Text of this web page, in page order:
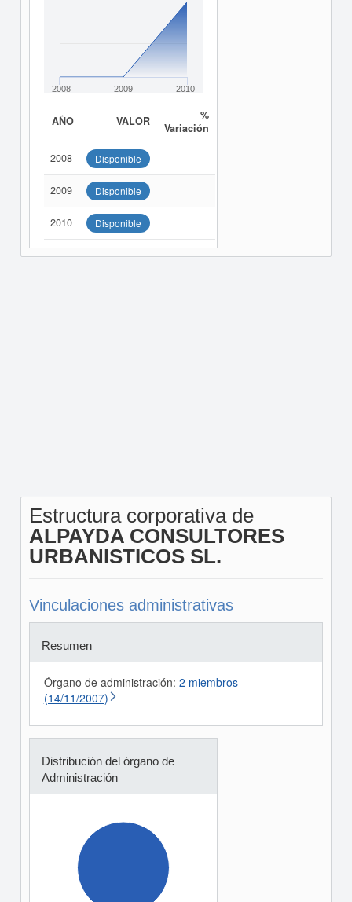
2008 2009 2010
AÑO VALOR
%
Variación
2008 Disponible
2009 Disponible
2010 Disponible
Estructura corporativa de
ALPAYDA CONSULTORES
URBANISTICOS SL.
Vinculaciones administrativas
Resumen
Órgano de administración: 2 miembros
(14/11/2007)
Distribución del órgano de
Administración